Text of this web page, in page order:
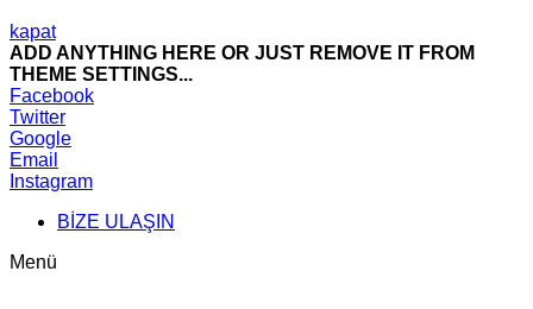
kapat
ADD ANYTHING HERE OR JUST REMOVE IT FROM
THEME SETTINGS...
Facebook
Twitter
Google
Email
Instagram
BİZE ULAŞIN
Menü